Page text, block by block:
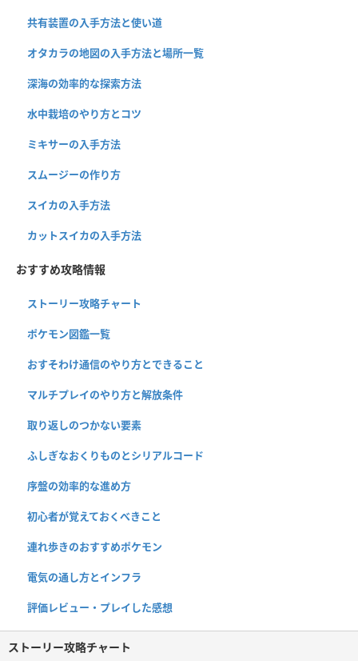
共有装置の入手方法と使い道
オタカラの地図の入手方法と場所一覧
深海の効率的な探索方法
水中栽培のやり方とコツ
ミキサーの入手方法
スムージーの作り方
スイカの入手方法
カットスイカの入手方法
おすすめ攻略情報
ストーリー攻略チャート
ポケモン図鑑一覧
おすそわけ通信のやり方とできること
マルチプレイのやり方と解放条件
取り返しのつかない要素
ふしぎなおくりものとシリアルコード
序盤の効率的な進め方
初心者が覚えておくべきこと
連れ歩きのおすすめポケモン
電気の通し方とインフラ
評価レビュー・プレイした感想
ストーリー攻略チャート